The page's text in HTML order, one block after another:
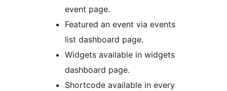
event page.
Featured an event via events
list dashboard page.
Widgets available in widgets
dashboard page.
Shortcode available in every